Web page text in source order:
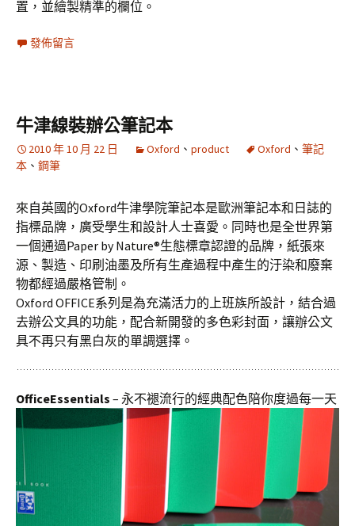
置，並繪製精準的欄位。
發佈留言
牛津線裝辦公筆記本
2010 年 10 月 22 日 Oxford 、 product Oxford 、 筆記
本 、 鋼筆
來自英國的Oxford牛津學院筆記本是歐洲筆記本和日誌的
指標品牌，廣受學生和設計人士喜愛。同時也是全世界第
一個通過Paper by Nature®生態標章認證的品牌，紙張來
源、製造、印刷油墨及所有生產過程中產生的汙染和廢棄
物都經過嚴格管制。
Oxford OFFICE系列是為充滿活力的上班族所設計，結合過
去辦公文具的功能，配合新開發的多色彩封面，讓辦公文
具不再只有黑白灰的單調選擇。
OfficeEssentials – 永不褪流行的經典配色陪你度過每一天